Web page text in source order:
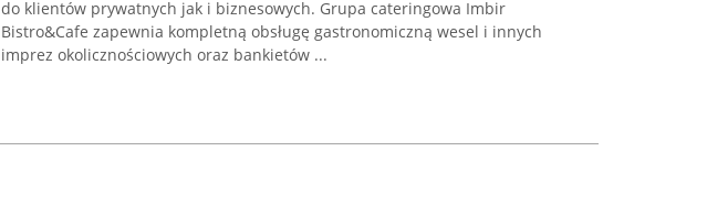
do klientów prywatnych jak i biznesowych. Grupa cateringowa Imbir
Bistro&Cafe zapewnia kompletną obsługę gastronomiczną wesel i innych
imprez okolicznościowych oraz bankietów ...